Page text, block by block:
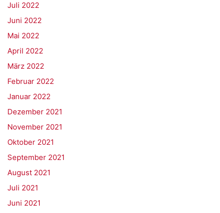
Juli 2022
Juni 2022
Mai 2022
April 2022
März 2022
Februar 2022
Januar 2022
Dezember 2021
November 2021
Oktober 2021
September 2021
August 2021
Juli 2021
Juni 2021